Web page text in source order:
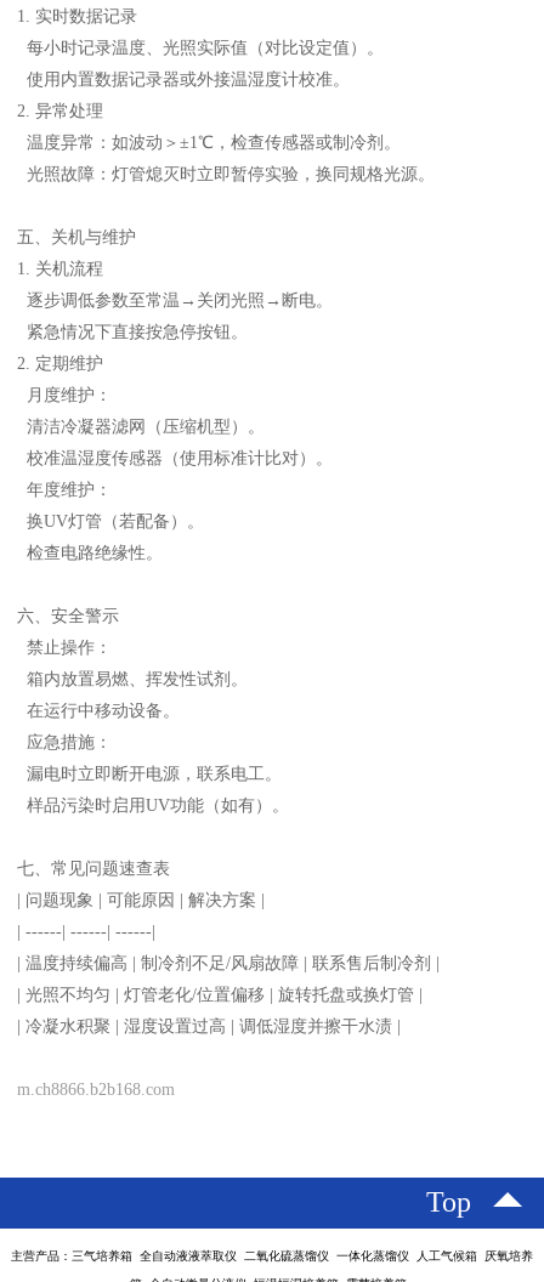
1. 实时数据记录
每小时记录温度、光照实际值（对比设定值）。
使用内置数据记录器或外接温湿度计校准。
2. 异常处理
温度异常：如波动＞±1℃，检查传感器或制冷剂。
光照故障：灯管熄灭时立即暂停实验，换同规格光源。
五、关机与维护
1. 关机流程
逐步调低参数至常温→关闭光照→断电。
紧急情况下直接按急停按钮。
2. 定期维护
月度维护：
清洁冷凝器滤网（压缩机型）。
校准温湿度传感器（使用标准计比对）。
年度维护：
换UV灯管（若配备）。
检查电路绝缘性。
六、安全警示
禁止操作：
箱内放置易燃、挥发性试剂。
在运行中移动设备。
应急措施：
漏电时立即断开电源，联系电工。
样品污染时启用UV功能（如有）。
七、常见问题速查表
| 问题现象 | 可能原因 | 解决方案 |
| ------| ------| ------|
| 温度持续偏高 | 制冷剂不足/风扇故障 | 联系售后制冷剂 |
| 光照不均匀 | 灯管老化/位置偏移 | 旋转托盘或换灯管 |
| 冷凝水积聚 | 湿度设置过高 | 调低湿度并擦干水渍 |
m.ch8866.b2b168.com
Top
主营产品：三气培养箱 全自动液液萃取仪 二氧化硫蒸馏仪 一体化蒸馏仪 人工气候箱 厌氧培养